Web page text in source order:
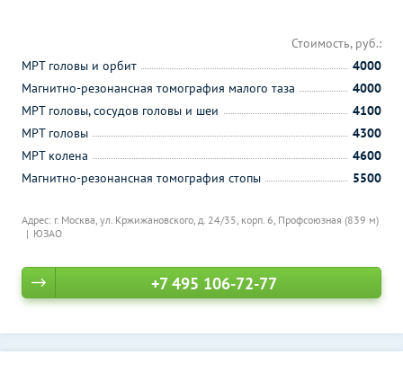
Адрес: г. Москва, ул. Кржижановского, д. 24/35, корп. 6, Профсоюзная (839 м)
ЮЗАО
Стоимость, руб.:
МРТ головы и орбит
4000
Магнитно-резонансная томография малого таза
4000
МРТ головы, сосудов головы и шеи
4100
МРТ головы
4300
МРТ колена
4600
Магнитно-резонансная томография стопы
5500
+7 495 106-72-77